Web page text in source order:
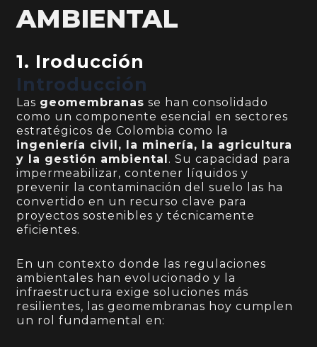
AMBIENTAL
1. Iroducción
Introducción
Las geomembranas se han consolidado
como un componente esencial en sectores
estratégicos de Colombia como la
ingeniería civil, la minería, la agricultura
y la gestión ambiental. Su capacidad para
impermeabilizar, contener líquidos y
prevenir la contaminación del suelo las ha
convertido en un recurso clave para
proyectos sostenibles y técnicamente
eficientes.
En un contexto donde las regulaciones
ambientales han evolucionado y la
infraestructura exige soluciones más
resilientes, las geomembranas hoy cumplen
un rol fundamental en: